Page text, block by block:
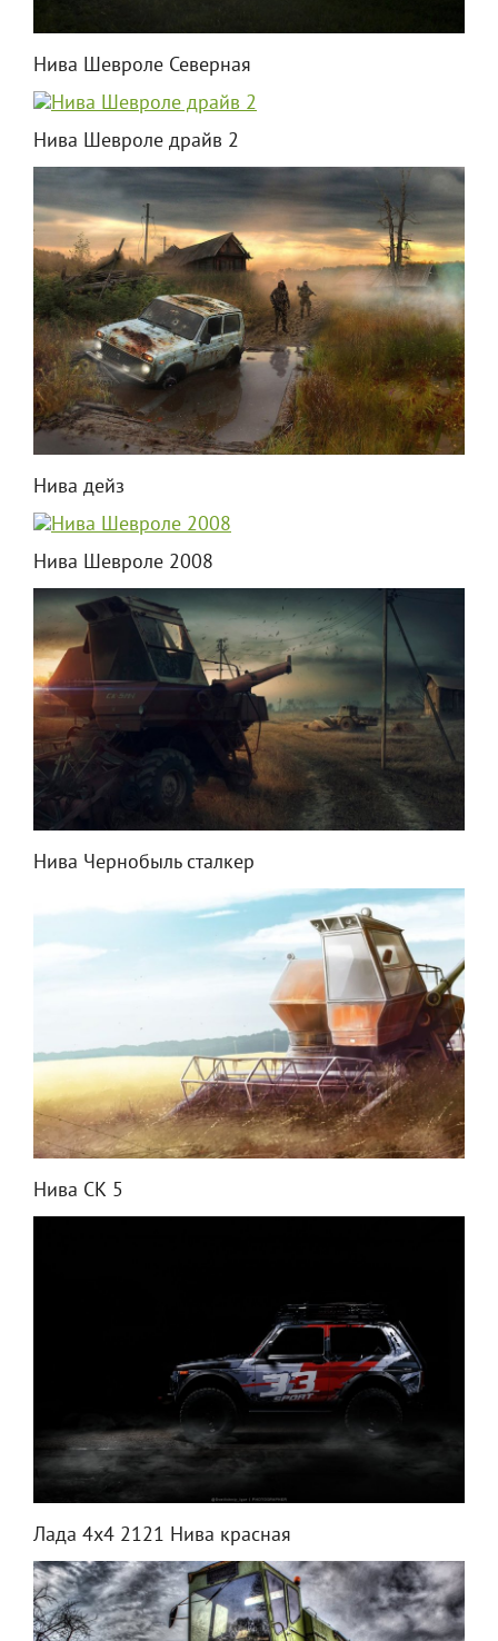
Нива Шевроле Северная
Нива Шевроле драйв 2
Нива дейз
Нива Шевроле 2008
Нива Чернобыль сталкер
Нива СК 5
Лада 4x4 2121 Нива красная